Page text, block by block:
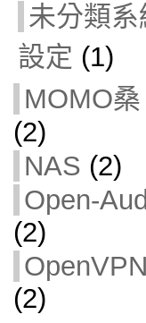
未分類系
設定 (1)
MOMO桑
(2)
NAS (2)
Open-
(2)
OpenVPN
(2)